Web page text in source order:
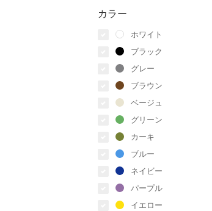
カラー
ホワイト
ブラック
グレー
ブラウン
ベージュ
グリーン
カーキ
ブルー
ネイビー
パープル
イエロー